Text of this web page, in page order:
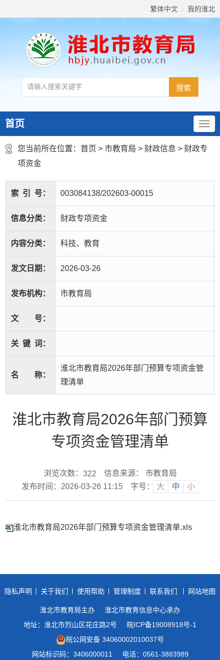
繁体中文 我的淮北
首页
您当前所在位置： 首页 > 市教育局 > 财政信息 > 财政专
项资金
索 引 号： 003084138/202603-00015
信息分类： 财政专项资金
内容分类： 科技、教育
发文日期： 2026-03-26
发布机构： 市教育局
文 号：
关 键 词：
名 称：
淮北市教育局2026年部门预算专项资金管
理清单
淮北市教育局2026年部门预算
专项资金管理清单
浏览次数： 322
信息来源： 市教育局
发布时间：2026-03-26 11:15
字号： 大 中 小
淮北市教育局2026年部门预算专项资金管理清单.xls
隐私声明 关于我们 使用帮助 管理制度 联系我们 网站地图
淮北市教育局主办
淮北市教育信息中心承办
地址：淮北市烈山区花庄路2号
皖ICP备19008918号-1
皖公网安备 34060002010037号
网站标识码：3406000011
电话：0561-3883989